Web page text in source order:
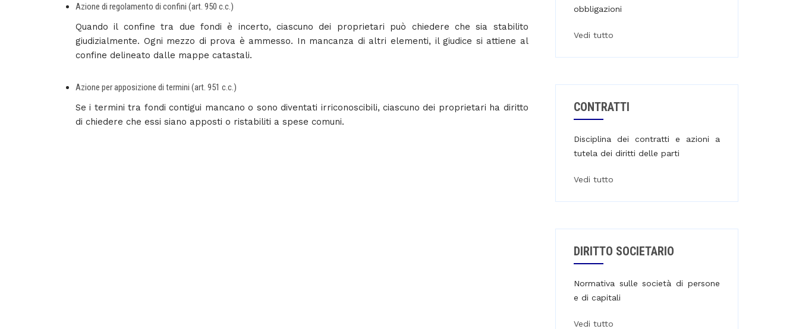
Azione di regolamento di confini (art. 950 c.c.)
Quando il confine tra due fondi è incerto, ciascuno dei proprietari può chiedere che sia stabilito
giudizialmente. Ogni mezzo di prova è ammesso. In mancanza di altri elementi, il giudice si attiene al
confine delineato dalle mappe catastali.
Azione per apposizione di termini (art. 951 c.c.)
Se i termini tra fondi contigui mancano o sono diventati irriconoscibili, ciascuno dei proprietari ha diritto
di chiedere che essi siano apposti o ristabiliti a spese comuni.
obbligazioni
Vedi tutto
CONTRATTI
Disciplina dei contratti e azioni a
tutela dei diritti delle parti
Vedi tutto
DIRITTO SOCIETARIO
Normativa sulle società di persone
e di capitali
Vedi tutto